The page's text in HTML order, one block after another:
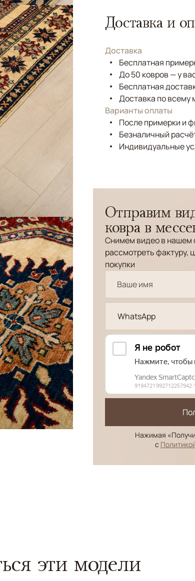
Доставка и
Доставка
Бесплатная
До 50 ковров — у
Бесплатная
Доставка по всему
Варианты оплаты
После примерки и
Безналичный
Индивидуальные
Отправим
ковра в
Снимем видео в нашем
рассмотреть фактуру,
покупки
WhatsApp
Нажимая
с
эти модели